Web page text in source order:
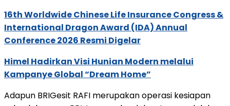
16th Worldwide Chinese Life Insurance Congress &
International Dragon Award (IDA) Annual
Conference 2026 Resmi Digelar
Himel Hadirkan Visi Hunian Modern melalui
Kampanye Global “Dream Home”
Adapun BRIGesit RAFI merupakan operasi kesiapan